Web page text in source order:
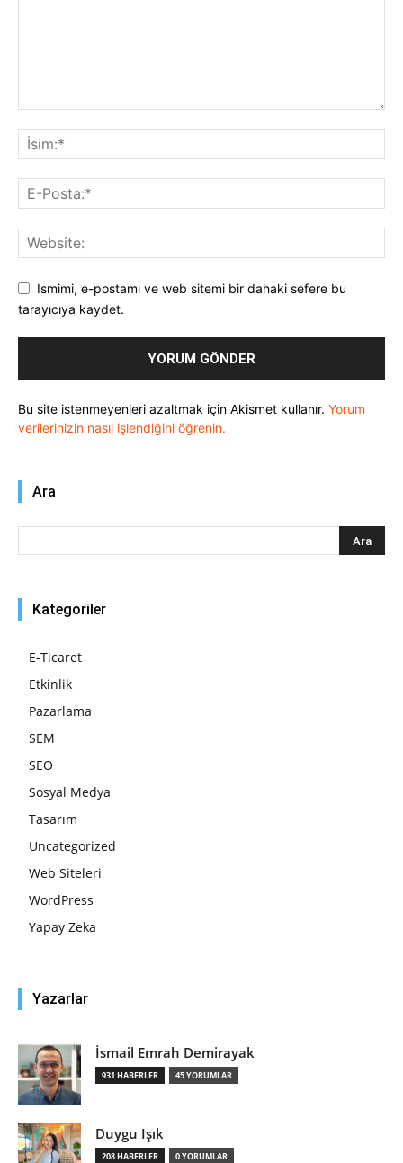
Ismimi, e-postamı ve web sitemi bir dahaki sefere bu
tarayıcıya kaydet.
Bu site istenmeyenleri azaltmak için Akismet kullanır. Yorum
verilerinizin nasıl işlendiğini öğrenin.
Ara
Kategoriler
E-Ticaret
Etkinlik
Pazarlama
SEM
SEO
Sosyal Medya
Tasarım
Uncategorized
Web Siteleri
WordPress
Yapay Zeka
Yazarlar
İsmail Emrah Demirayak
931 HABERLER 45 YORUMLAR
Duygu Işık
208 HABERLER 0 YORUMLAR